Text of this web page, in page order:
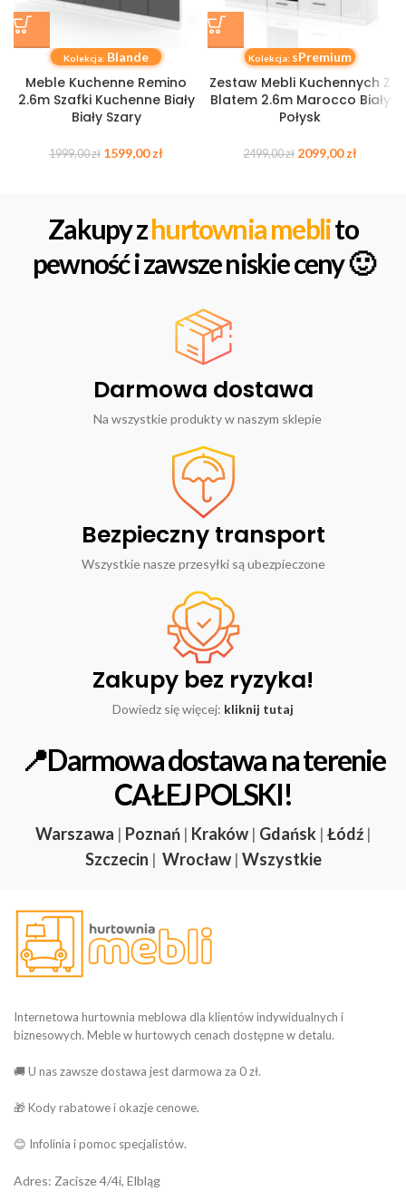
Kolekcja: Blande
Meble Kuchenne Remino
2.6m Szafki Kuchenne Biały
Biały Szary
1999,00zł 1599,00zł
Kolekcja: sPremium
Zestaw Mebli Kuchennych Z
Blatem 2.6m Marocco Biały
Połysk
2499,00zł 2099,00zł
Zakupy zhurtownia meblito
pewność i zawsze niskie ceny 🙂
Darmowa dostawa
Na wszystkie produkty w naszym sklepie
Bezpieczny transport
Wszystkie nasze przesyłki są ubezpieczone
Zakupy bez ryzyka!
Dowiedz się więcej: kliknij tutaj
📍Darmowa dostawa na terenie
CAŁEJ POLSKI!
Warszawa | Poznań | Kraków | Gdańsk | Łódź |
Szczecin | Wrocław | Wszystkie
Internetowa hurtownia meblowa dla klientów indywidualnych i
biznesowych. Meble w hurtowych cenach dostępne w detalu.
🚚 U nas zawsze dostawa jest darmowa za 0 zł.
🎁 Kody rabatowe i okazje cenowe.
😊 Infolinia i pomoc specjalistów.
Adres: Zacisze 4/4i, Elbląg